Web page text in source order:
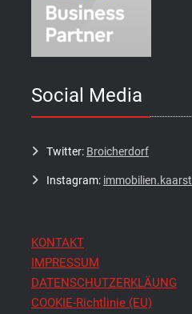
Social Media
Twitter: Broicherdorf
Instagram: immobilien.kaarst
KONTAKT
IMPRESSUM
DATENSCHUTZERKLÄUNG
COOKIE-Richtlinie (EU)